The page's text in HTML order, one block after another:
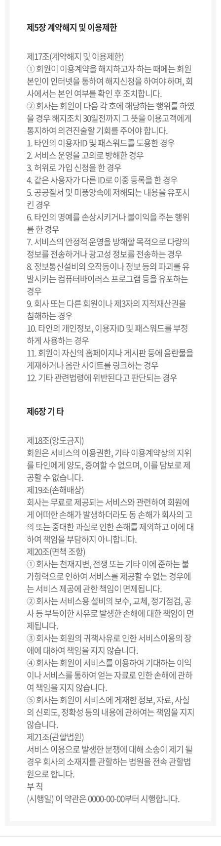
제5장 계약해지 및 이용제한
제17조(계약해지 및 이용제한)
① 회원이 이용계약을 해지하고자 하는 때에는 회원
본인이 인터넷을 통하여 해지신청을 하여야 하며, 회
사에서는 본인 여부를 확인 후 조치합니다.
② 회사는 회원이 다음 각 호에 해당하는 행위를 하였
을 경우 해지조치 30일전까지 그 뜻을 이용고객에게
통지하여 의견진술할 기회를 주어야 합니다.
1. 타인의 이용자ID 및 패스워드를 도용한 경우
2. 서비스 운영을 고의로 방해한 경우
3. 허위로 가입 신청을 한 경우
4. 같은 사용자가 다른 ID로 이중 등록을 한 경우
5. 공공질서 및 미풍양속에 저해되는 내용을 유포시
킨 경우
6. 타인의 명예를 손상시키거나 불이익을 주는 행위
를 한 경우
7. 서비스의 안정적 운영을 방해할 목적으로 다량의
정보를 전송하거나 광고성 정보를 전송하는 경우
8. 정보통신설비의 오작동이나 정보 등의 파괴를 유
발시키는 컴퓨터바이러스 프로그램 등을 유포하는
경우
9. 회사 또는 다른 회원이나 제3자의 지적재산권을
침해하는 경우
10. 타인의 개인정보, 이용자ID 및 패스워드를 부정
하게 사용하는 경우
11. 회원이 자신의 홈페이지나 게시판 등에 음란물을
게재하거나 음란 사이트를 링크하는 경우
12. 기타 관련법령에 위반된다고 판단되는 경우
제6장 기 타
제18조(양도금지)
회원은 서비스의 이용권한, 기타 이용계약상의 지위
를 타인에게 양도, 증여할 수 없으며, 이를 담보로 제
공할 수 없습니다.
제19조(손해배상)
회사는 무료로 제공되는 서비스와 관련하여 회원에
게 어떠한 손해가 발생하더라도 동 손해가 회사의 고
의 또는 중대한 과실로 인한 손해를 제외하고 이에 대
하여 책임을 부담하지 아니합니다.
제20조(면책 조항)
① 회사는 천재지변, 전쟁 또는 기타 이에 준하는 불
가항력으로 인하여 서비스를 제공할 수 없는 경우에
는 서비스 제공에 관한 책임이 면제됩니다.
② 회사는 서비스용 설비의 보수, 교체, 정기점검, 공
사 등 부득이한 사유로 발생한 손해에 대한 책임이 면
제됩니다.
③ 회사는 회원의 귀책사유로 인한 서비스이용의 장
애에 대하여 책임을 지지 않습니다.
④ 회사는 회원이 서비스를 이용하여 기대하는 이익
이나 서비스를 통하여 얻는 자료로 인한 손해에 관하
여 책임을 지지 않습니다.
⑤ 회사는 회원이 서비스에 게재한 정보, 자료, 사실
의 신뢰도, 정확성 등의 내용에 관하여는 책임을 지지
않습니다.
제21조(관할법원)
서비스 이용으로 발생한 분쟁에 대해 소송이 제기 될
경우 회사의 소재지를 관할하는 법원을 전속 관할법
원으로 합니다.
부 칙
(시행일) 이 약관은 0000-00-00부터 시행합니다.